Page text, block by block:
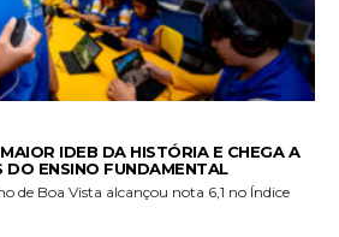
IDEB DA HISTÓRIA E CHEGA A
DO ENSINO FUNDAMENTAL
de Boa Vista alcançou nota 6,1 no Índice